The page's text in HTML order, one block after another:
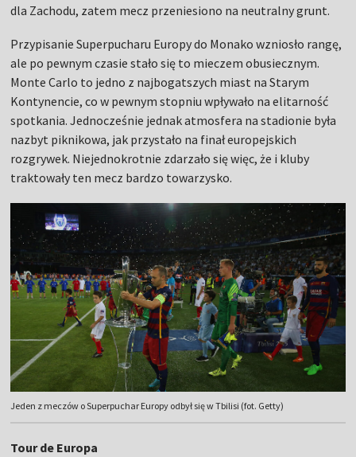
dla Zachodu, zatem mecz przeniesiono na neutralny grunt.
Przypisanie Superpucharu Europy do Monako wzniosło rangę,
ale po pewnym czasie stało się to mieczem obusiecznym.
Monte Carlo to jedno z najbogatszych miast na Starym
Kontynencie, co w pewnym stopniu wpływało na elitarność
spotkania. Jednocześnie jednak atmosfera na stadionie była
nazbyt piknikowa, jak przystało na finał europejskich
rozgrywek. Niejednokrotnie zdarzało się więc, że i kluby
traktowały ten mecz bardzo towarzysko.
Jeden z meczów o Superpuchar Europy odbył się w Tbilisi (fot. Getty)
Tour de Europa